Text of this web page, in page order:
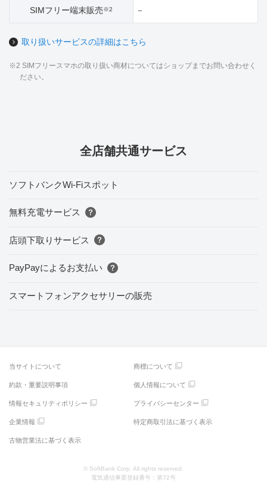
SIMフリー端末販売※2 －
取り扱いサービスの詳細はこちら
※2 SIMフリースマホの取り扱い商材についてはショップまでお問い合わせく
ださい。
全店舗共通サービス
ソフトバンクWi-Fiスポット
無料充電サービス
店頭下取りサービス
PayPayによるお支払い
スマートフォンアクセサリーの販売
当サイトについて 商標について
約款・重要説明事項 個人情報について
情報セキュリティポリシー プライバシーセンター
企業情報 特定商取引法に基づく表示
古物営業法に基づく表示
© SoftBank Corp. All rights reserved.
電気通信事業登録番号：第72号